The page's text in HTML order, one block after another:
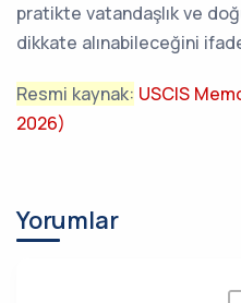
pratikte vatandaşlık ve
dikkate alınabileceğini
Resmi kaynak: USCIS
2026)
Yorumlar